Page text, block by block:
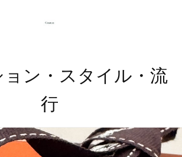
ョン・スタイル・流
行